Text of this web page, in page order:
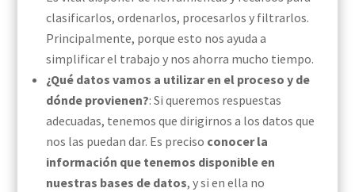
clasificarlos, ordenarlos, procesarlos y filtrarlos.
Principalmente, porque esto nos ayuda a
simplificar el trabajo y nos ahorra mucho tiempo.
¿Qué datos vamos a utilizar en el proceso y de
dónde provienen?: Si queremos respuestas
adecuadas, tenemos que dirigirnos a los datos que
nos las puedan dar. Es preciso conocer la
información que tenemos disponible en
nuestras bases de datos, y si en ella no